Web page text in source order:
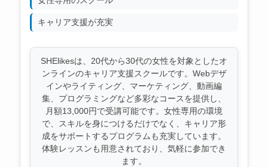
キャリア支援が充実
SHElikesは、20代から30代の女性を対象としたオ
ンラインのキャリア支援スクールです。Webデザ
インやライティング、マーケティング、動画編
集、プログラミングなど多彩なコースを提供し、
月額13,000円で受講可能です。女性専用の環境
で、スキルを身につけるだけでなく、キャリア形
成をサポートするプログラムも充実しています。
体験レッスンも用意されており、気軽に参加でき
ます。